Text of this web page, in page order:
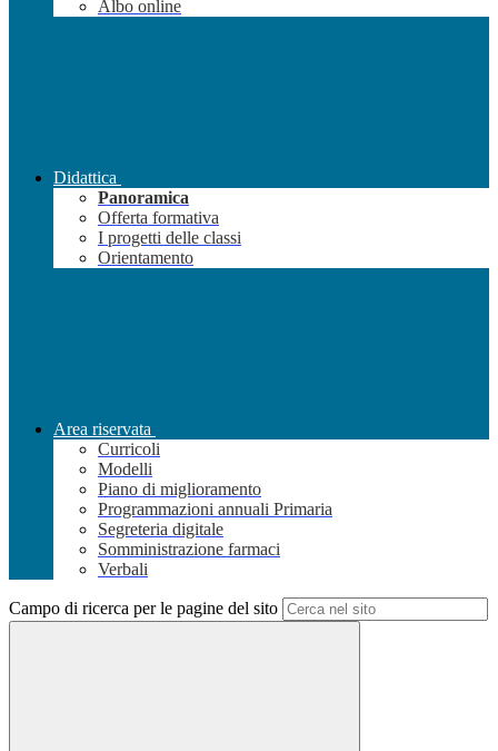
Albo online
Didattica
Panoramica
Offerta formativa
I progetti delle classi
Orientamento
Area riservata
Curricoli
Modelli
Piano di miglioramento
Programmazioni annuali Primaria
Segreteria digitale
Somministrazione farmaci
Verbali
Campo di ricerca per le pagine del sito